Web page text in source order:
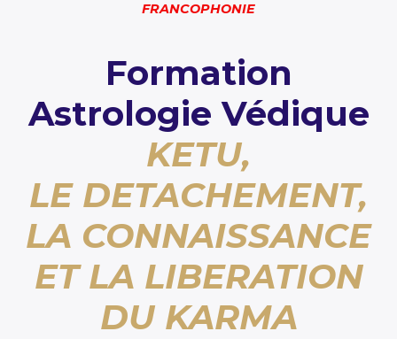
FRANCOPHONIE
Formation
Astrologie Védique
KETU,
LE DETACHEMENT,
LA CONNAISSANCE
ET LA LIBERATION
DU KARMA